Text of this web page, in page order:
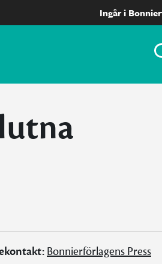
Ingår i
Bonnierförlagens Press